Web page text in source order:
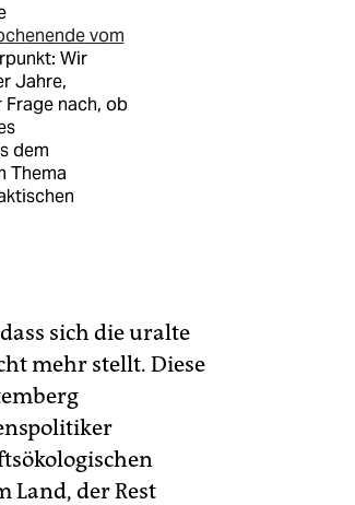
vom
Wir
Jahre,
nach, ob
dem
Thema
sich die uralte
mehr stellt. Diese
der Rest